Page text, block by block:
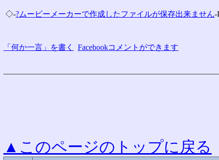
◇-?ムービーメーカーで作成したファイルが保存出来ません-
「何か一言」を書く Facebookコメントができます
▲このページのトップに戻る